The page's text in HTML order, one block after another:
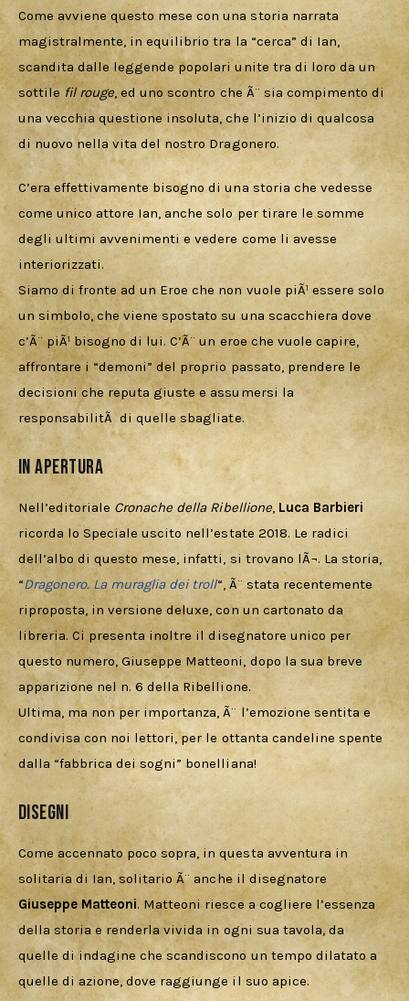
Come avviene questo mese con una storia narrata
magistralmente, in equilibrio tra la “cerca” di Ian,
scandita dalle leggende popolari unite tra di loro da un
sottile fil rouge, ed uno scontro che Ã¨ sia compimento di
una vecchia questione insoluta, che l’inizio di qualcosa
di nuovo nella vita del nostro Dragonero.
C’era effettivamente bisogno di una storia che vedesse
come unico attore Ian, anche solo per tirare le somme
degli ultimi avvenimenti e vedere come li avesse
interiorizzati.
Siamo di fronte ad un Eroe che non vuole piÃ¹ essere solo
un simbolo, che viene spostato su una scacchiera dove
c’Ã¨ piÃ¹ bisogno di lui. C’Ã¨ un eroe che vuole capire,
affrontare i “demoni” del proprio passato, prendere le
decisioni che reputa giuste e assumersi la
responsabilitÃ  di quelle sbagliate.
In apertura
Nell’editoriale Cronache della Ribellione, Luca Barbieri
ricorda lo Speciale uscito nell’estate 2018. Le radici
dell’albo di questo mese, infatti, si trovano lÃ¬. La storia,
“Dragonero. La muraglia dei troll“, Ã¨ stata recentemente
riproposta, in versione deluxe, con un cartonato da
libreria. Ci presenta inoltre il disegnatore unico per
questo numero, Giuseppe Matteoni, dopo la sua breve
apparizione nel n. 6 della Ribellione.
Ultima, ma non per importanza, Ã¨ l’emozione sentita e
condivisa con noi lettori, per le ottanta candeline spente
dalla “fabbrica dei sogni” bonelliana!
Disegni
Come accennato poco sopra, in questa avventura in
solitaria di Ian, solitario Ã¨ anche il disegnatore
Giuseppe Matteoni. Matteoni riesce a cogliere l’essenza
della storia e renderla vivida in ogni sua tavola, da
quelle di indagine che scandiscono un tempo dilatato a
quelle di azione, dove raggiunge il suo apice.